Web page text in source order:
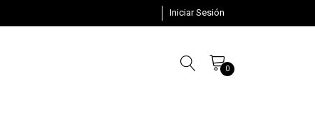
Iniciar Sesión
0